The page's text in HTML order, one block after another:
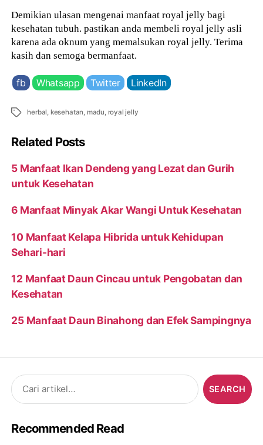
Demikian ulasan mengenai manfaat royal jelly bagi
kesehatan tubuh. pastikan anda membeli royal jelly asli
karena ada oknum yang memalsukan royal jelly. Terima
kasih dan semoga bermanfaat.
fb Whatsapp Twitter LinkedIn
Tags herbal, kesehatan, madu, royal jelly
Related Posts
5 Manfaat Ikan Dendeng yang Lezat dan Gurih
untuk Kesehatan
6 Manfaat Minyak Akar Wangi Untuk Kesehatan
10 Manfaat Kelapa Hibrida untuk Kehidupan
Sehari-hari
12 Manfaat Daun Cincau untuk Pengobatan dan
Kesehatan
25 Manfaat Daun Binahong dan Efek Sampingnya
Search
for:
Recommended Read